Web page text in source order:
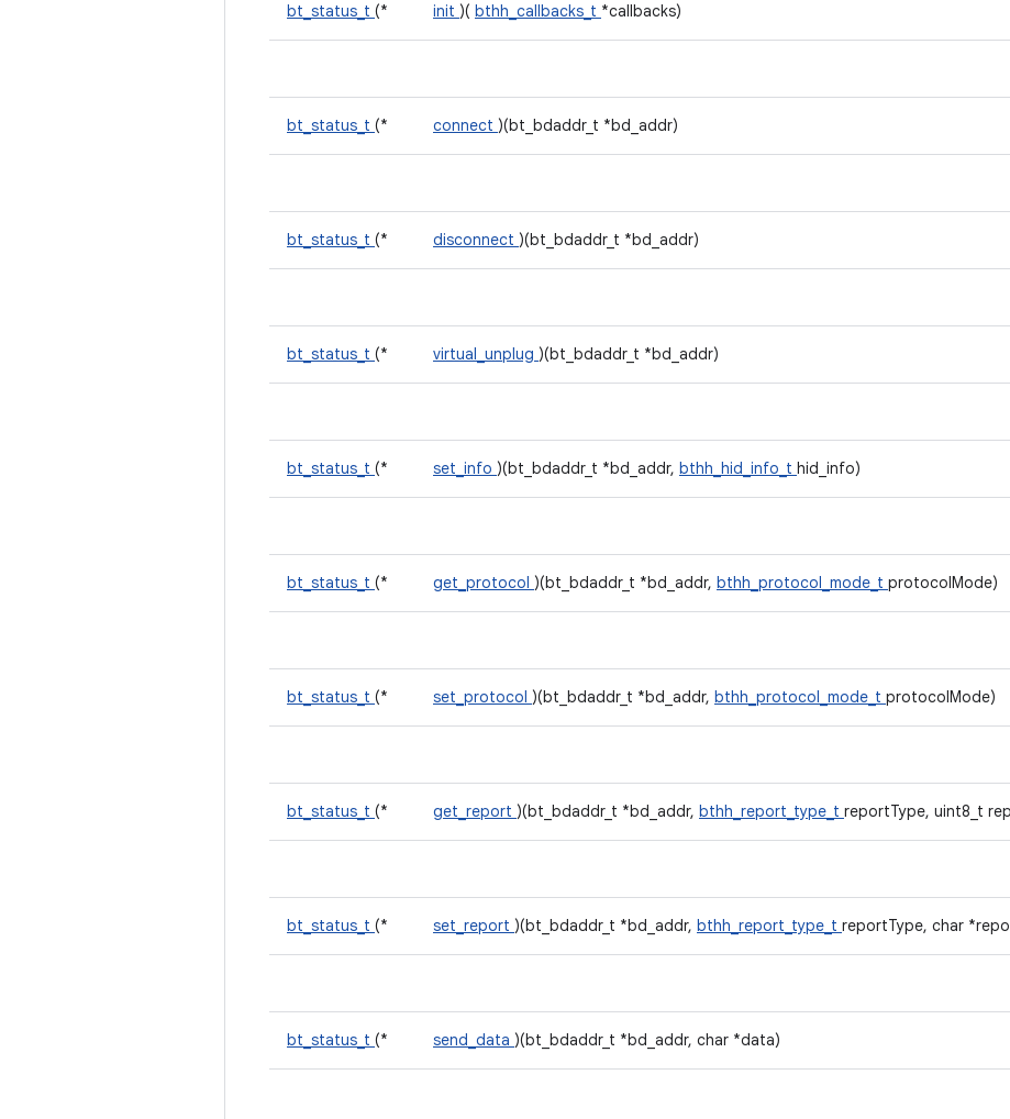
bt_status_t (* init )( bthh_callbacks_t *callbacks)
bt_status_t (* connect )(bt_bdaddr_t *bd_addr)
bt_status_t (* disconnect )(bt_bdaddr_t *bd_addr)
bt_status_t (* virtual_unplug )(bt_bdaddr_t *bd_addr)
bt_status_t (* set_info )(bt_bdaddr_t *bd_addr, bthh_hid_info_t hid_info)
bt_status_t (* get_protocol )(bt_bdaddr_t *bd_addr, bthh_protocol_mode_t protocolMode)
bt_status_t (* set_protocol )(bt_bdaddr_t *bd_addr, bthh_protocol_mode_t protocolMode)
bt_status_t (* get_report )(bt_bdaddr_t *bd_addr, bthh_report_type_t reportType, uint8_t
bt_status_t (* set_report )(bt_bdaddr_t *bd_addr, bthh_report_type_t reportType, char
bt_status_t (* send_data )(bt_bdaddr_t *bd_addr, char *data)